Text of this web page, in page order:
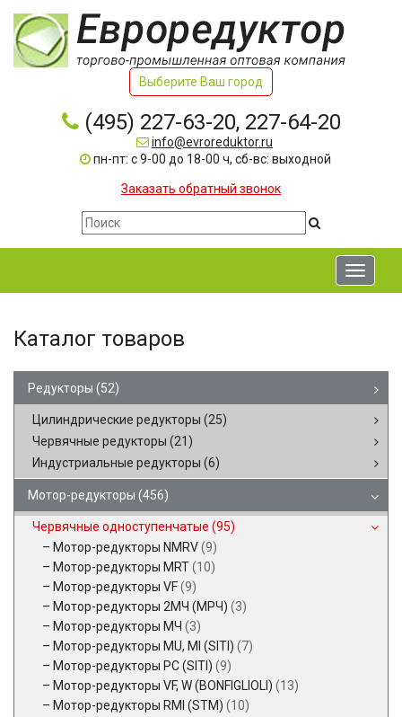
Выберите Ваш город
(495) 227-63-20, 227-64-20
info@evroreduktor.ru
пн-пт: с 9-00 до 18-00 ч, сб-вс: выходной
Заказать обратный звонок
Toggle
Каталог товаров
Редукторы (52)
Цилиндрические редукторы (25)
Червячные редукторы (21)
Индустриальные редукторы (6)
Мотор-редукторы (456)
Червячные одноступенчатые (95)
Мотор-редукторы NMRV(9)
Мотор-редукторы MRT(10)
Мотор-редукторы VF(9)
Мотор-редукторы 2МЧ (МРЧ) (3)
Мотор-редукторы МЧ (3)
Мотор-редукторы MU, MI (SITI) (7)
Мотор-редукторы PC (SITI) (9)
Мотор-редукторы VF, W (BONFIGLIOLI) (13)
Мотор-редукторы RMI (STM) (10)